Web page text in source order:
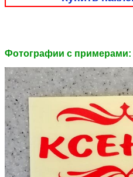
Фотографии c примерами: